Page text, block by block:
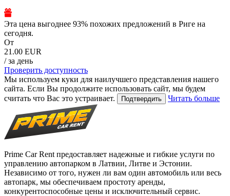
Эта цена выгоднее 93% похожих предложений в Риге на
сегодня.
От
21.00 EUR
/ за день
Проверить доступность
Мы используем куки для наилучшего представления нашего
сайта. Если Вы продолжите использовать сайт, мы будем
считать что Вас это устраивает.
Подтвердить Читать больше
Prime Car Rent предоставляет надежные и гибкие услуги по
управлению автопарком в Латвии, Литве и Эстонии.
Независимо от того, нужен ли вам один автомобиль или весь
автопарк, мы обеспечиваем простоту аренды,
конкурентоспособные цены и исключительный сервис.